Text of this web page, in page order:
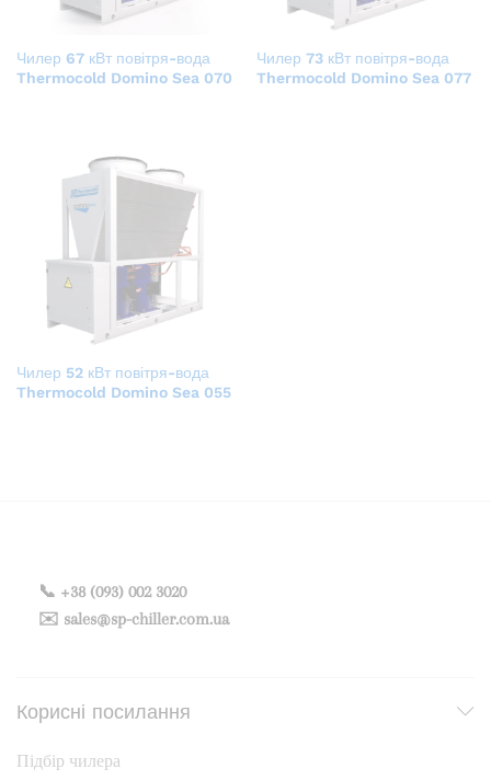
Чилер 67 кВт повітря-вода
Thermocold Domino Sea 070
Чилер 73 кВт повітря-вода
Thermocold Domino Sea 077
Чилер 52 кВт повітря-вода
Thermocold Domino Sea 055
📞 +38 (093) 002 3020
✉️ sales@sp-chiller.com.ua
Корисні посилання
Підбір чилера